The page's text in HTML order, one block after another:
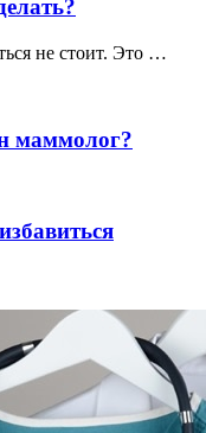
не стоит. Это …
маммолог?